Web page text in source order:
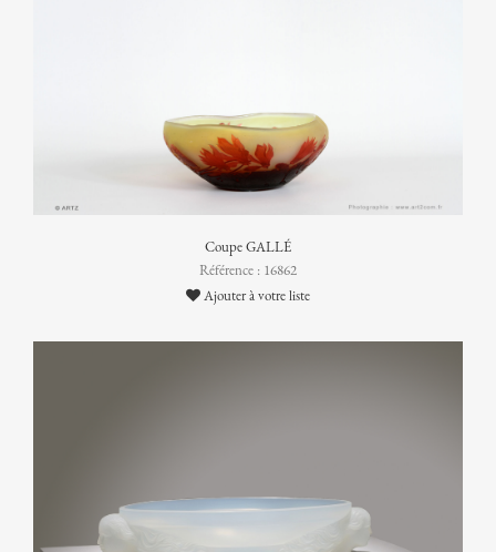
Coupe GALLÉ
Référence : 16862
Ajouter à votre liste